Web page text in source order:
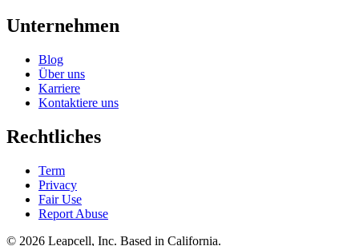
Unternehmen
Blog
Über uns
Karriere
Kontaktiere uns
Rechtliches
Term
Privacy
Fair Use
Report Abuse
© 2026 Leapcell, Inc. Based in California.